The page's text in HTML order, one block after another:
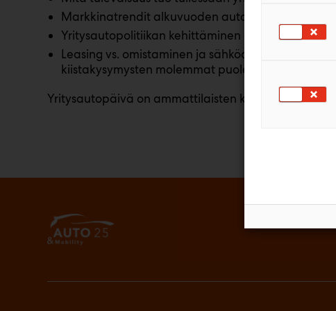
Markkinatrendit alkuvuoden autokaupan datan
Yritysautopolitiikan kehittäminen muuttuvassa
Leasing vs. omistaminen ja sähköautot vs.
kiistakysymysten molemmat puolet
Yritysautopäivä on ammattilaisten kutsutapahtuma.